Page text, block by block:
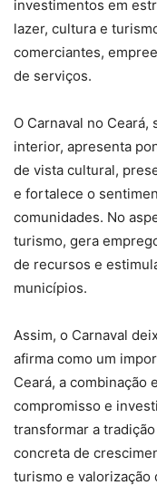
investimentos em
lazer, cultura e
comerciantes,
de serviços.
O Carnaval no Ceará,
interior, apresenta
de vista cultural,
e fortalece o
comunidades. No
turismo, gera
de recursos e
municípios.
Assim, o Carnaval
afirma como um
Ceará, a combinação
compromisso e
transformar a
concreta de
turismo e valorização